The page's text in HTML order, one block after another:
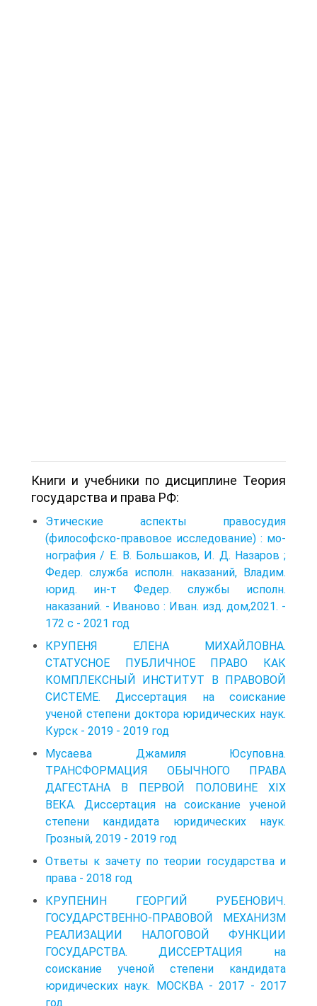
Книги и учебники по дисциплине Теория
государства и права РФ:
Этические аспекты правосудия
(философско-правовое исследование) : мо­
нография / Е. В. Большаков, И. Д. Назаров ;
Федер. служба исполн. наказаний, Владим.
юрид. ин-т Федер. службы исполн.
наказаний. - Иваново : Иван. изд. дом,2021. -
172 с - 2021 год
КРУПЕНЯ ЕЛЕНА МИХАЙЛОВНА.
СТАТУСНОЕ ПУБЛИЧНОЕ ПРАВО КАК
КОМПЛЕКСНЫЙ ИНСТИТУТ В ПРАВОВОЙ
СИСТЕМЕ. Диссертация на соискание
ученой степени доктора юридических наук.
Курск - 2019 - 2019 год
Мусаева Джамиля Юсуповна.
ТРАНСФОРМАЦИЯ ОБЫЧНОГО ПРАВА
ДАГЕСТАНА В ПЕРВОЙ ПОЛОВИНЕ XIX
ВЕКА. Диссертация на соискание ученой
степени кандидата юридических наук.
Грозный, 2019 - 2019 год
Ответы к зачету по теории государства и
права - 2018 год
КРУПЕНИН ГЕОРГИЙ РУБЕНОВИЧ.
ГОСУДАРСТВЕННО-ПРАВОВОЙ МЕХАНИЗМ
РЕАЛИЗАЦИИ НАЛОГОВОЙ ФУНКЦИИ
ГОСУДАРСТВА. ДИССЕРТАЦИЯ на
соискание ученой степени кандидата
юридических наук. МОСКВА - 2017 - 2017
год